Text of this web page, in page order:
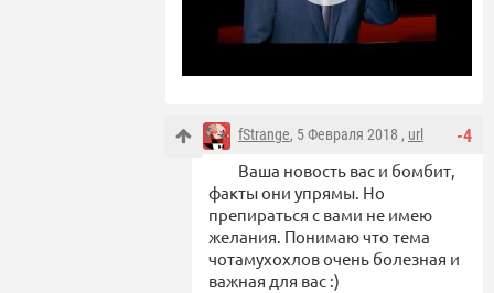
-4
fStrange, 5 Февраля 2018 , url
Ваша новость вас и бомбит,
факты они упрямы. Но
препираться с вами не имею
желания. Понимаю что тема
чотамухохлов очень болезная и
важная для вас :)